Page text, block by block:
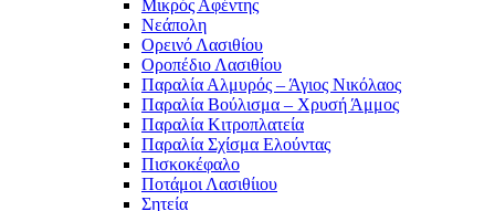
Μικρός Αφέντης
Νεάπολη
Ορεινό Λασιθίου
Οροπέδιο Λασιθίου
Παραλία Αλμυρός – Άγιος Νικόλαος
Παραλία Βούλισμα – Χρυσή Άμμος
Παραλία Κιτροπλατεία
Παραλία Σχίσμα Ελούντας
Πισκοκέφαλο
Ποτάμοι Λασιθίιου
Σητεία